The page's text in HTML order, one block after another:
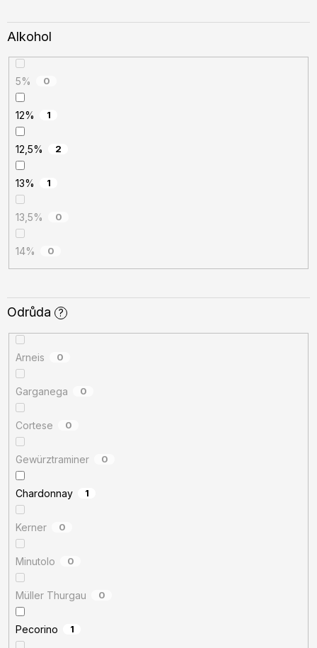
Alkohol
5% 0
12% 1
12,5% 2
13% 1
13,5% 0
14% 0
Odrůda ?
Arneis 0
Garganega 0
Cortese 0
Gewürztraminer 0
Chardonnay 1
Kerner 0
Minutolo 0
Müller Thurgau 0
Pecorino 1